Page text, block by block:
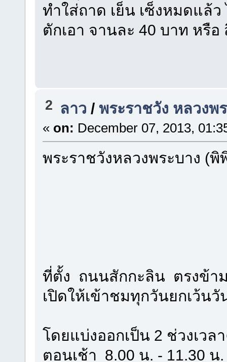
ทำใส่ถาด เย็น เซ็งหมดแล้
ตักเอา จานละ 40 บาท หรื
2 ลาว /พระราชวัง หลวงพ
« on: December 07, 2013,
พระราชวังหลวงพระบาง (
ที่ตั้ง ถนนสักกะลิน ตรงข้า
เปิดให้เข้าชมทุกวันยกเว้นวั
โดยแบ่งออกเป็น 2 ช่วงเวล
ตอนเช้า 8.00 น. - 11.30 น.